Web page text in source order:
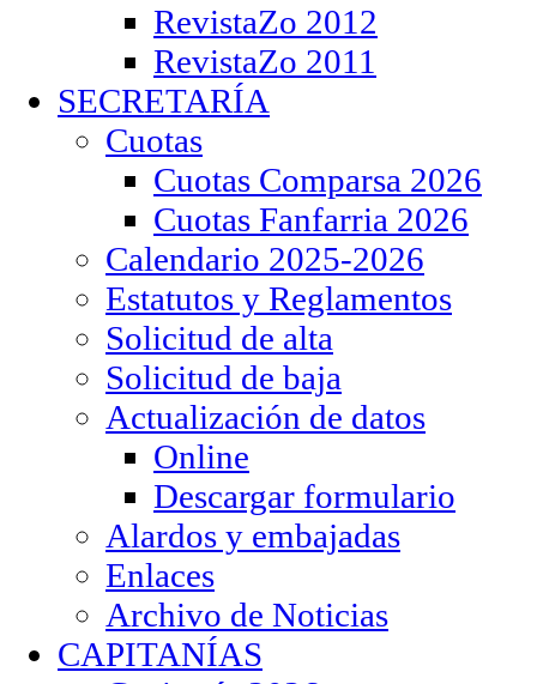
RevistaZo 2012
RevistaZo 2011
SECRETARÍA
Cuotas
Cuotas Comparsa 2026
Cuotas Fanfarria 2026
Calendario 2025-2026
Estatutos y Reglamentos
Solicitud de alta
Solicitud de baja
Actualización de datos
Online
Descargar formulario
Alardos y embajadas
Enlaces
Archivo de Noticias
CAPITANÍAS